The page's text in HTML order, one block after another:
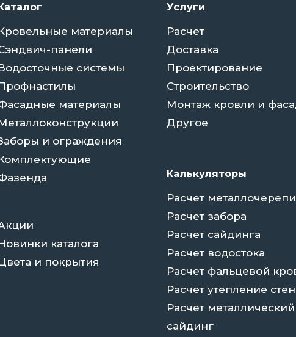
материалы
панели
системы
материалы
и ограждения
каталога
и покрытия
Услуги
Расчет
Доставка
Проектирование
Строительство
Монтаж кровли и
Другое
Калькуляторы
Расчет
Расчет забора
Расчет сайдинга
Расчет водостока
Расчет фальцевой
Расчет утепление стен
Расчет металлический
сайдинг